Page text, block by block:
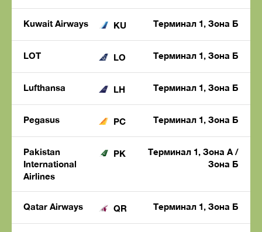
Kuwait Airways KU Терминал 1, Зона Б
LOT LO Терминал 1, Зона Б
Lufthansa LH Терминал 1, Зона Б
Pegasus PC Терминал 1, Зона Б
Pakistan
International
Airlines
PK
Терминал 1, Зона A /
Зона Б
Qatar Airways QR Терминал 1, Зона Б